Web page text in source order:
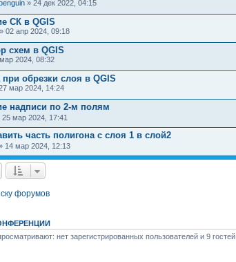
» 24 дек 2022, 04:15
СК в QGIS
» 02 апр 2024, 09:18
схем в QGIS
2024, 08:32
обрезки слоя в QGIS
мар 2024, 14:24
надписи по 2-м полям
25 мар 2024, 17:41
часть полигона с слоя 1 в слой2
14 мар 2024, 12:13
форумов
нет зарегистрированных пользователей и 9 гостей